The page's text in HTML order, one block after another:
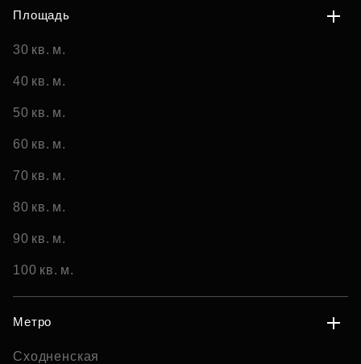
Площадь
30 кв. м.
40 кв. м.
50 кв. м.
60 кв. м.
70 кв. м.
80 кв. м.
90 кв. м.
100 кв. м.
Метро
Сходненская